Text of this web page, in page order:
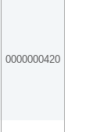
0000000420